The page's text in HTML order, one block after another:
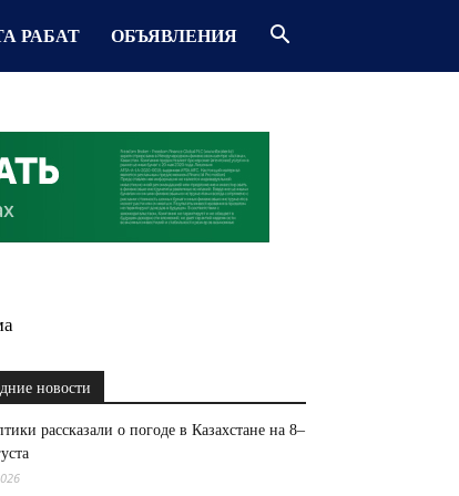
РАБАТ ОБЪЯВЛЕНИЯ
новости
рассказали о погоде в Казахстане на 8–